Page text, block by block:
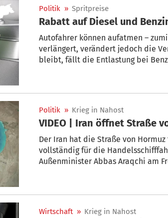
Politik » Spritpreise
Rabatt auf Diesel und
Autofahrer können aufatmen –
verlängert, verändert jedoch die
bleibt, fällt die Entlastung bei
Politik » Krieg in Nahost
Der Iran hat die Straße von
vollständig für die
Außenminister Abbas Araqchi am
Teheran abgeschlossen seien,
Wirtschaft » Krieg in Nahost